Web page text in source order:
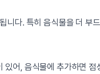
다. 특히 음식물을 더 부
어, 음식물에 추가하면